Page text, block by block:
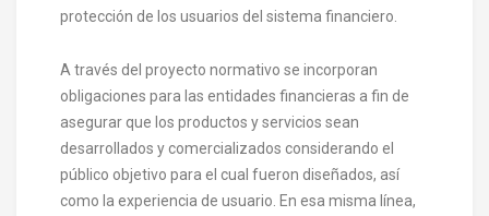
protección de los usuarios del sistema financiero.
A través del proyecto normativo se incorporan
obligaciones para las entidades financieras a fin de
asegurar que los productos y servicios sean
desarrollados y comercializados considerando el
público objetivo para el cual fueron diseñados, así
como la experiencia de usuario. En esa misma línea,